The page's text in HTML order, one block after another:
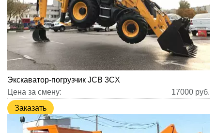
Экскаватор-погрузчик JCB 3CX
Цена за смену:
17000 руб.
Заказать